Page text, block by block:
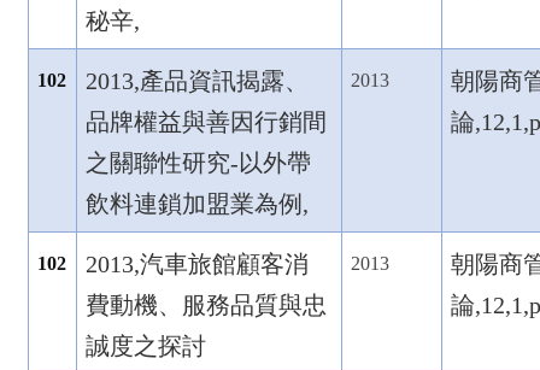
秘辛,
102 2013,產品資訊揭露、
品牌權益與善因行銷間
之關聯性研究-以外帶
飲料連鎖加盟業為例,
2013
朝陽商
論
102 2013,汽車旅館顧客消
費動機、服務品質與忠
誠度之探討
2013
朝陽商
論